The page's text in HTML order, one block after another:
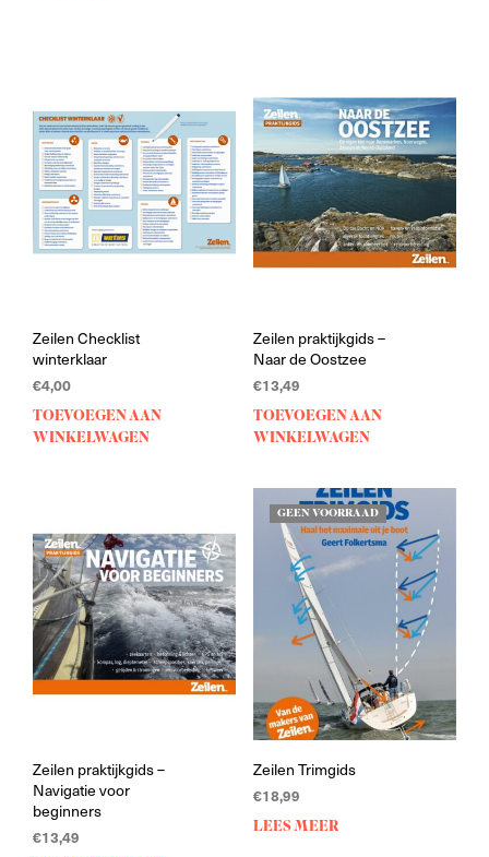
Zeilen Checklist
winterklaar
€4,00
TOEVOEGEN AAN
WINKELWAGEN
Zeilen praktijkgids –
Naar de Oostzee
€13,49
TOEVOEGEN AAN
WINKELWAGEN
Zeilen praktijkgids –
Navigatie voor
beginners
€13,49
GEEN VOORRAAD
Zeilen Trimgids
€18,99
LEES MEER